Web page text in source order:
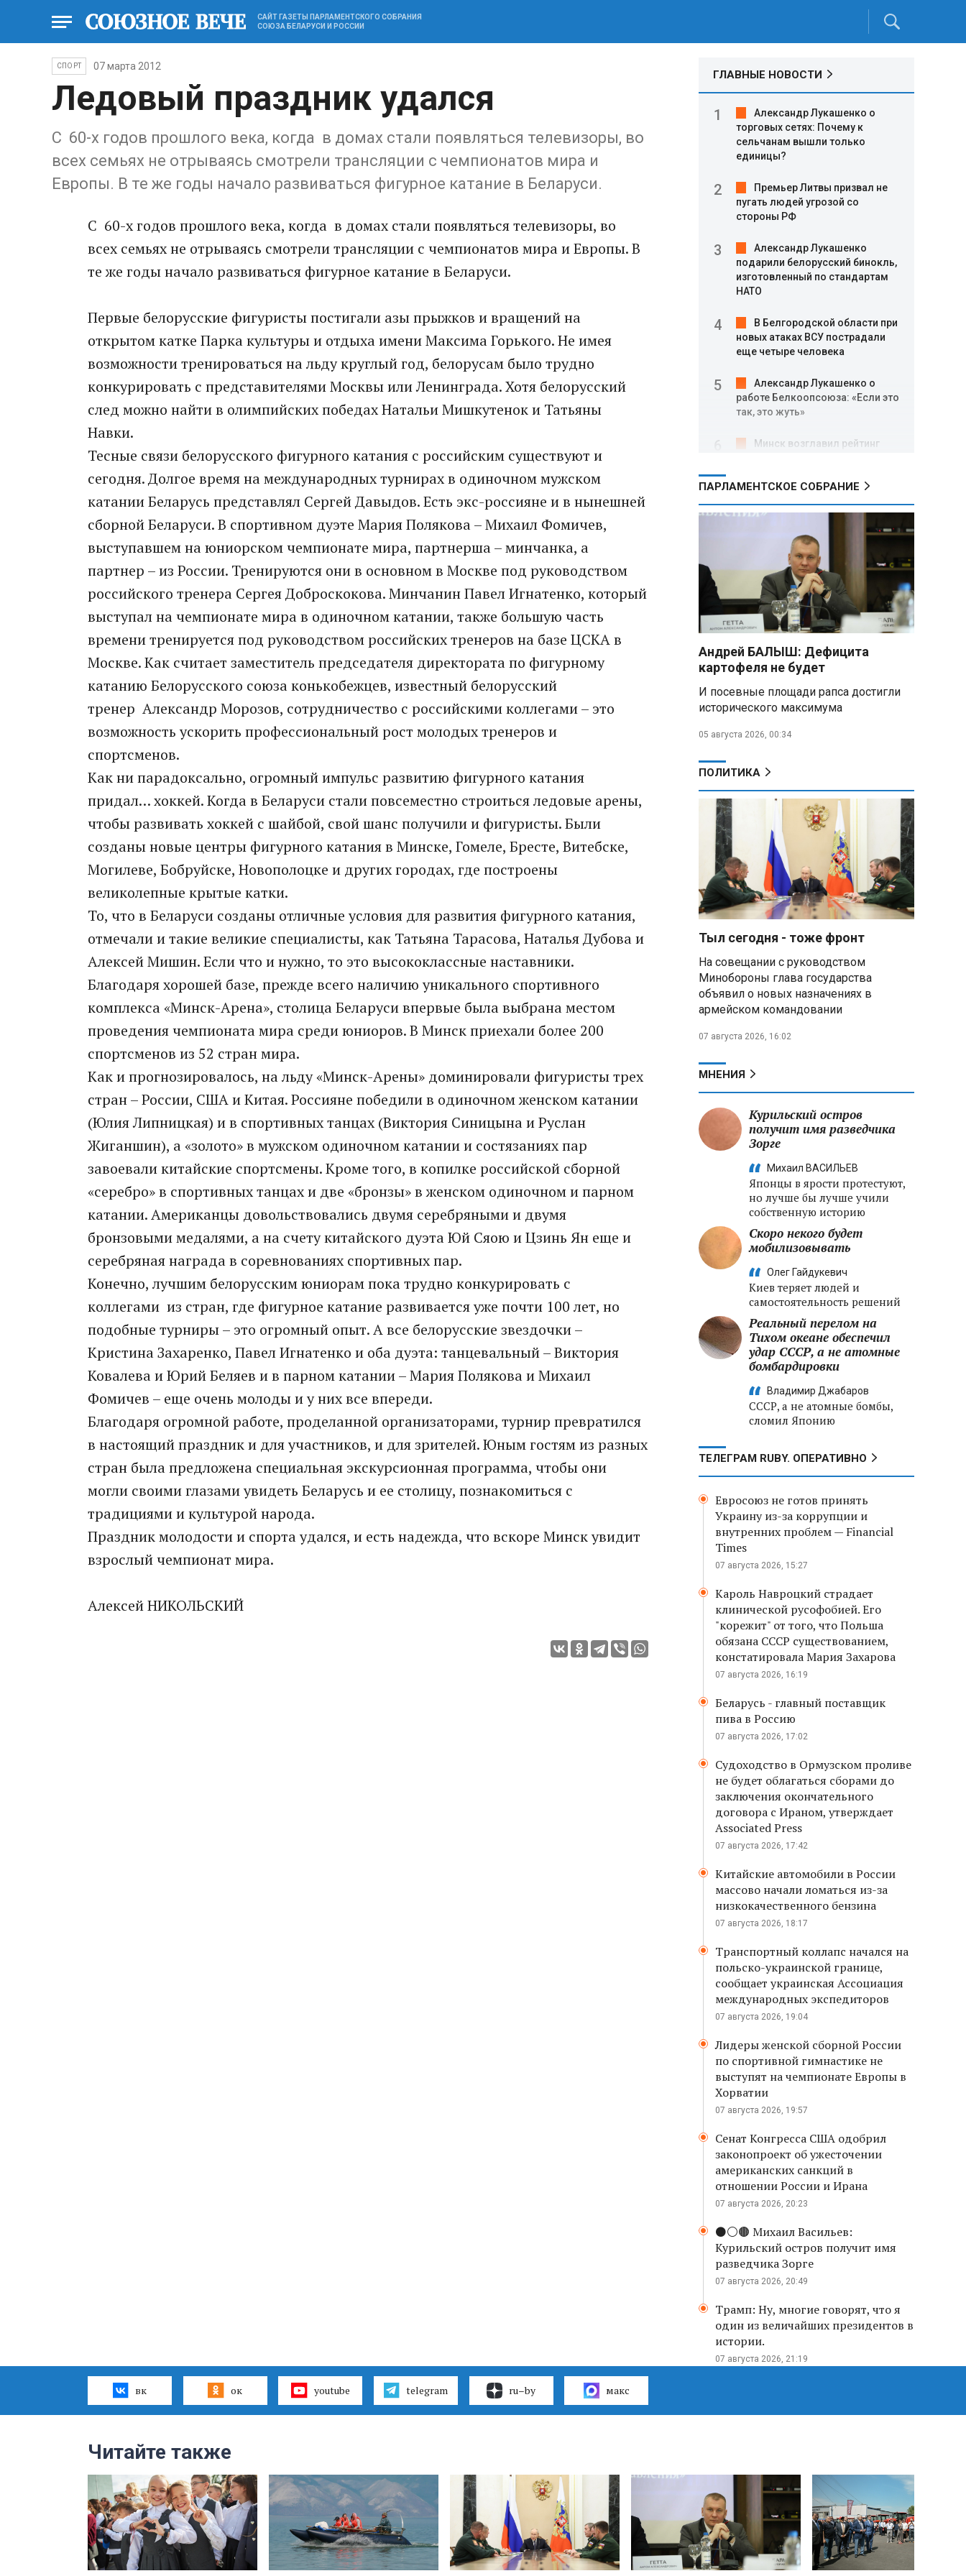
САЙТ ГАЗЕТЫ ПАРЛАМЕНТСКОГО СОБРАНИЯ
СОЮЗА БЕЛАРУСИ И РОССИИ
СПОРТ 07 марта 2012
Ледовый праздник удался
С 60-х годов прошлого века, когда в домах стали появляться телевизоры, во
всех семьях не отрываясь смотрели трансляции с чемпионатов мира и
Европы. В те же годы начало развиваться фигурное катание в Беларуси.
С 60-х годов прошлого века, когда в домах стали появляться телевизоры, во
всех семьях не отрываясь смотрели трансляции с чемпионатов мира и Европы. В
те же годы начало развиваться фигурное катание в Беларуси.
Первые белорусские фигуристы постигали азы прыжков и вращений на
открытом катке Парка культуры и отдыха имени Максима Горького. Не имея
возможности тренироваться на льду круглый год, белорусам было трудно
конкурировать с представителями Москвы или Ленинграда. Хотя белорусский
след можно найти в олимпийских победах Натальи Мишкутенок и Татьяны
Навки.
Тесные связи белорусского фигурного катания с российским существуют и
сегодня. Долгое время на международных турнирах в одиночном мужском
катании Беларусь представлял Сергей Давыдов. Есть экс-россияне и в нынешней
сборной Беларуси. В спортивном дуэте Мария Полякова – Михаил Фомичев,
выступавшем на юниорском чемпионате мира, партнерша – минчанка, а
партнер – из России. Тренируются они в основном в Москве под руководством
российского тренера Сергея Доброскокова. Минчанин Павел Игнатенко, который
выступал на чемпионате мира в одиночном катании, также большую часть
времени тренируется под руководством российских тренеров на базе ЦСКА в
Москве. Как считает заместитель председателя директората по фигурному
катанию Белорусского союза конькобежцев, известный белорусский
тренер Александр Морозов, сотрудничество с российскими коллегами – это
возможность ускорить профессиональный рост молодых тренеров и
спортсменов.
Как ни парадоксально, огромный импульс развитию фигурного катания
придал… хоккей. Когда в Беларуси стали повсеместно строиться ледовые арены,
чтобы развивать хоккей с шайбой, свой шанс получили и фигуристы. Были
созданы новые центры фигурного катания в Минске, Гомеле, Бресте, Витебске,
Могилеве, Бобруйске, Новополоцке и других городах, где построены
великолепные крытые катки.
То, что в Беларуси созданы отличные условия для развития фигурного катания,
отмечали и такие великие специалисты, как Татьяна Тарасова, Наталья Дубова и
Алексей Мишин. Если что и нужно, то это высококлассные наставники.
Благодаря хорошей базе, прежде всего наличию уникального спортивного
комплекса «Минск-Арена», столица Беларуси впервые была выбрана местом
проведения чемпионата мира среди юниоров. В Минск приехали более 200
спортсменов из 52 стран мира.
Как и прогнозировалось, на льду «Минск-Арены» доминировали фигуристы трех
стран – России, США и Китая. Россияне победили в одиночном женском катании
(Юлия Липницкая) и в спортивных танцах (Виктория Синицына и Руслан
Жиганшин), а «золото» в мужском одиночном катании и состязаниях пар
завоевали китайские спортсмены. Кроме того, в копилке российской сборной
«серебро» в спортивных танцах и две «бронзы» в женском одиночном и парном
катании. Американцы довольствовались двумя серебряными и двумя
бронзовыми медалями, а на счету китайского дуэта Юй Сяою и Цзинь Ян еще и
серебряная награда в соревнованиях спортивных пар.
Конечно, лучшим белорусским юниорам пока трудно конкурировать с
коллегами из стран, где фигурное катание развивается уже почти 100 лет, но
подобные турниры – это огромный опыт. А все белорусские звездочки –
Кристина Захаренко, Павел Игнатенко и оба дуэта: танцевальный – Виктория
Ковалева и Юрий Беляев и в парном катании – Мария Полякова и Михаил
Фомичев – еще очень молоды и у них все впереди.
Благодаря огромной работе, проделанной организаторами, турнир превратился
в настоящий праздник и для участников, и для зрителей. Юным гостям из разных
стран была предложена специальная экскурсионная программа, чтобы они
могли своими глазами увидеть Беларусь и ее столицу, познакомиться с
традициями и культурой народа.
Праздник молодости и спорта удался, и есть надежда, что вскоре Минск увидит
взрослый чемпионат мира.
Алексей НИКОЛЬСКИЙ
ГЛАВНЫЕ НОВОСТИ
Александр Лукашенко о
торговых сетях: Почему к
сельчанам вышли только
единицы?
Премьер Литвы призвал не
пугать людей угрозой со
стороны РФ
Александр Лукашенко
подарили белорусский бинокль,
изготовленный по стандартам
НАТО
В Белгородской области при
новых атаках ВСУ пострадали
еще четыре человека
Александр Лукашенко о
работе Белкоопсоюза: «Если это
так, это жуть»
Минск возглавил рейтинг
Минобороны РФ: при
освобождении Анискино ВСУ
понесли большие потери, часть
военных сдалась в плен
Александр Лукашенко:
Россияне «услышали батьку» и
скупают пустующие дома в
белорусских деревнях
Алесандр Лукашенко назвал
работу сельской торговли
возмутился «просрочкой и
тухлятиной»
Владимир Путин обсудил с
меры по защите инфраструктуры
Минобороны РФ: «Искандер»
уничтожил эшелон с техникой
ВСУ в Днепропетровской
области
Главы правительств ЕАЭС
подписали три соглашения по
e‑торговле, биржевому рынку и
ученым званиям
Александр Лукашенко:
Хотите «собирать сливки» в
городах — отвечайте и за
отдалённые деревни
Минобороны РФ: установлен
Харьковской области
криптообменников в «Москва-
Сити», через которую
украинские call-центры
ПАРЛАМЕНТСКОЕ СОБРАНИЕ
Андрей БАЛЫШ: Дефицита
картофеля не будет
И посевные площади рапса достигли
исторического максимума
05 августа 2026, 00:34
ПОЛИТИКА
Тыл сегодня - тоже фронт
На совещании с руководством
Минобороны глава государства
объявил о новых назначениях в
армейском командовании
07 августа 2026, 16:02
МНЕНИЯ
Курильский остров
получит имя разведчика
Зорге
Михаил ВАСИЛЬЕВ
Японцы в ярости протестуют,
но лучше бы лучше учили
собственную историю
Скоро некого будет
мобилизовывать
Олег Гайдукевич
Киев теряет людей и
самостоятельность решений
Реальный перелом на
Тихом океане обеспечил
удар СССР, а не атомные
бомбардировки
Владимир Джабаров
СССР, а не атомные бомбы,
сломил Японию
ТЕЛЕГРАМ RUBY. ОПЕРАТИВНО
Евросоюз не готов принять
Украину из-за коррупции и
внутренних проблем — Financial
Times
07 августа 2026, 15:27
Кароль Навроцкий страдает
клинической русофобией. Его
"корежит" от того, что Польша
обязана СССР существованием,
констатировала Мария Захарова
07 августа 2026, 16:19
Беларусь - главный поставщик
пива в Россию
07 августа 2026, 17:02
Судоходство в Ормузском проливе
не будет облагаться сборами до
заключения окончательного
договора с Ираном, утверждает
Associated Press
07 августа 2026, 17:42
Китайские автомобили в России
массово начали ломаться из-за
низкокачественного бензина
07 августа 2026, 18:17
Транспортный коллапс начался на
польско-украинской границе,
сообщает украинская Ассоциация
международных экспедиторов
07 августа 2026, 19:04
Лидеры женской сборной России
по спортивной гимнастике не
выступят на чемпионате Европы в
Хорватии
07 августа 2026, 19:57
Сенат Конгресса США одобрил
законопроект об ужесточении
американских санкций в
отношении России и Ирана
07 августа 2026, 20:23
⚫️⚪️🟤 Михаил Васильев:
Курильский остров получит имя
разведчика Зорге
07 августа 2026, 20:49
Трамп: Ну, многие говорят, что я
один из величайших президентов в
истории.
07 августа 2026, 21:19
вк ок youtube telegram ru–by макс
Читайте также